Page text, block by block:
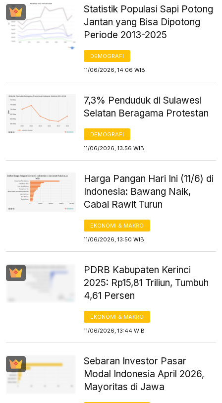
Statistik Populasi Sapi Potong
Jantan yang Bisa Dipotong
Periode 2013-2025
DEMOGRAFI
11/06/2026, 14:06 WIB
7,3% Penduduk di Sulawesi
Selatan Beragama Protestan
DEMOGRAFI
11/06/2026, 13:56 WIB
Harga Pangan Hari Ini (11/6) di
Indonesia: Bawang Naik,
Cabai Rawit Turun
EKONOMI & MAKRO
11/06/2026, 13:50 WIB
PDRB Kabupaten Kerinci
2025: Rp15,81 Triliun, Tumbuh
4,61 Persen
EKONOMI & MAKRO
11/06/2026, 13:44 WIB
Sebaran Investor Pasar
Modal Indonesia April 2026,
Mayoritas di Jawa